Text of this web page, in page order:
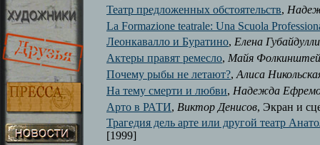
Театр предложенных обстоятельств,
La Formazione teatrale: Una Scuola
Леонкавалло и Буратино, Елена
Актеры правят ремесло, Майя
Почему рыбы не летают?, Алиса
На тему смерти и любви, Надежда
Арто в РАТИ, Виктор Денисов, Экран и
Трагедия дель арте или другой театр
[1999]